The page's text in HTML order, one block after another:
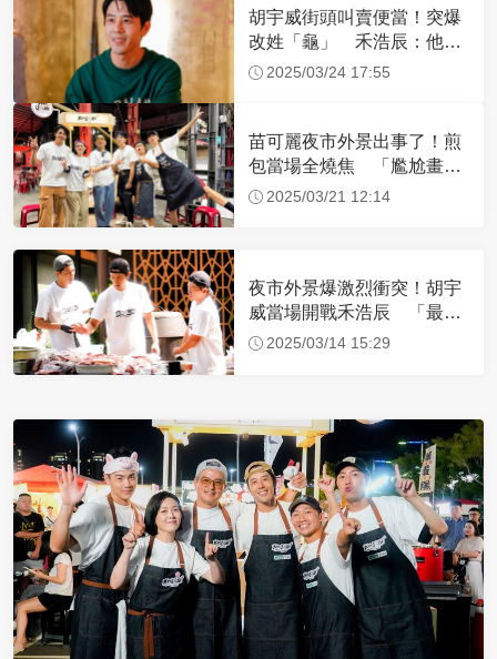
胡宇威街頭叫賣便當！突爆
改姓「龜」 禾浩辰：他速
度很快
2025/03/24 17:55
苗可麗夜市外景出事了！煎
包當場全燒焦 「尷尬畫
面」慘被拍
2025/03/21 12:14
夜市外景爆激烈衝突！胡宇
威當場開戰禾浩辰 「最大
導火線」曝
2025/03/14 15:29